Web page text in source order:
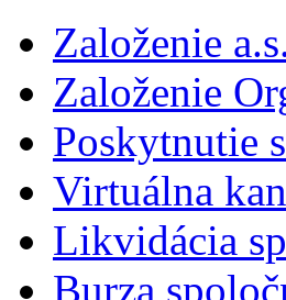
Založenie
Založenie
Poskytnutie
Virtuálna
Likvidácia
Burza